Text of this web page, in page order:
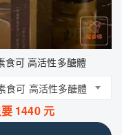
食可 高活性多醣體
食可 高活性多醣體
1440元